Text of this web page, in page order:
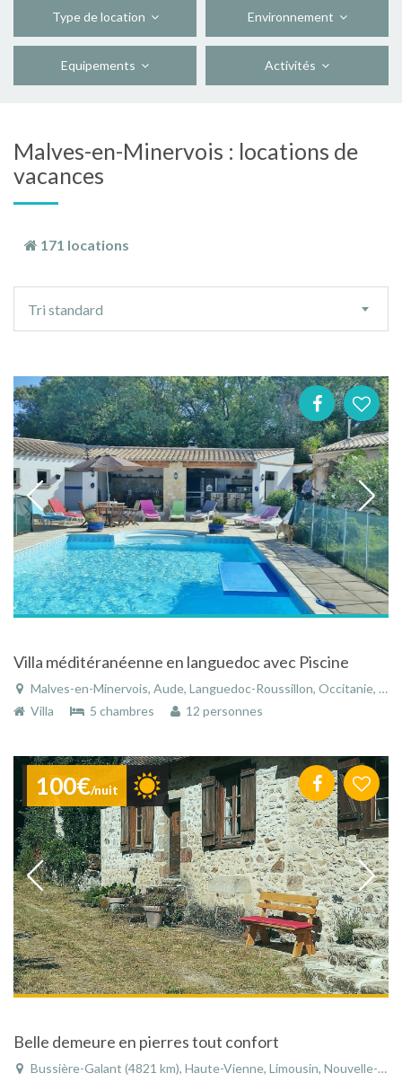
Type de location Environnement
Equipements Activités
Malves-en-Minervois : locations de
vacances
171 locations
tri
Tri standard
Villa méditéranéenne en languedoc avec Piscine
Malves-en-Minervois, Aude, Languedoc-Roussillon, Occitanie, France
Villa
5 chambres 12 personnes
100€/nuit
Belle demeure en pierres tout confort
Bussière-Galant (4821 km), Haute-Vienne, Limousin, Nouvelle-Aquitaine, France